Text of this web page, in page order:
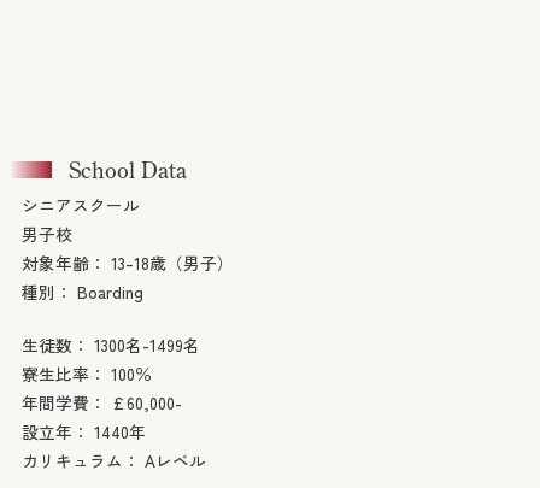
会社概要
留学プロセス
無料セミナー
Seminars
School Data
シニアスクール
男子校
対象年齢： 13–18歳（男子）
種別： Boarding
生徒数： 1300名-1499名
寮生比率： 100％
年間学費：
£60,000-
設立年： 1440年
カリキュラム： Aレベル